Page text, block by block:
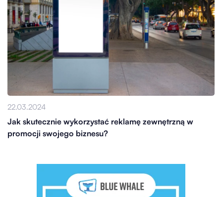
22.03.2024
Jak skutecznie wykorzystać reklamę zewnętrzną w
promocji swojego biznesu?